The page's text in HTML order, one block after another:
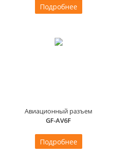
Подробнее
Авиационный разъем
GF-AV6F
Подробнее